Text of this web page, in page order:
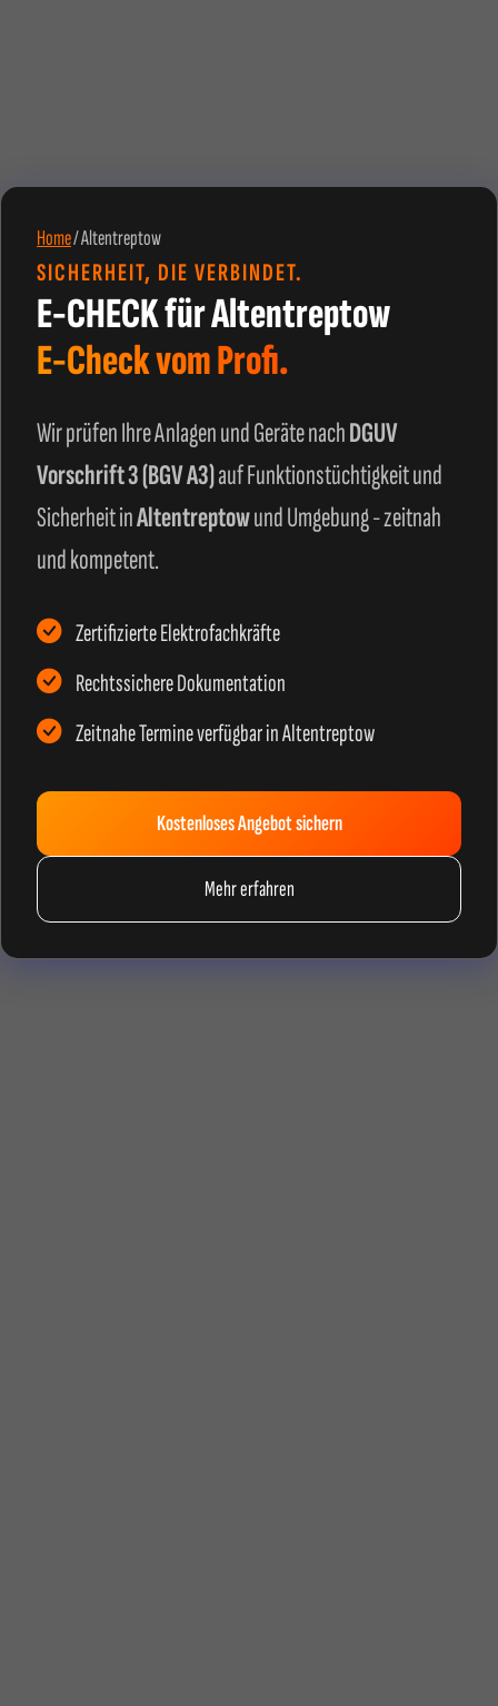
Home/Altentreptow
SICHERHEIT, DIE VERBINDET.
E-CHECK für Altentreptow
E-Check vom Profi.
Wir prüfen Ihre Anlagen und Geräte nachDGUV
Vorschrift 3 (BGV A3)auf Funktionstüchtigkeit und
Sicherheit inAltentreptowund Umgebung - zeitnah
und kompetent.
Zertifizierte Elektrofachkräfte
Rechtssichere Dokumentation
Zeitnahe Termine verfügbar in Altentreptow
Kostenloses Angebot sichern
Mehr erfahren